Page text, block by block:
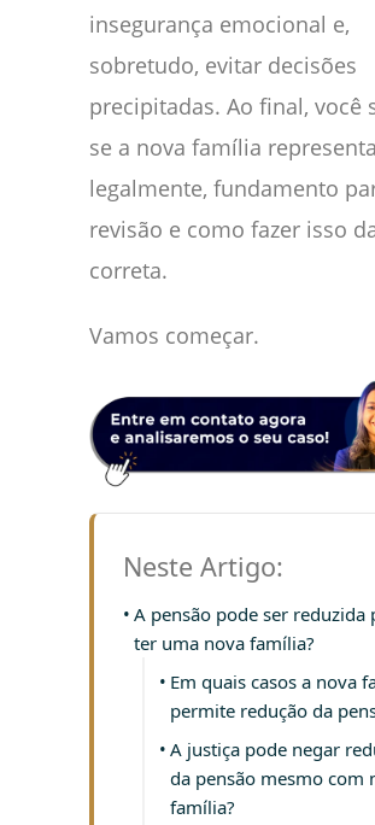
insegurança emocional e,
sobretudo, evitar decisões
precipitadas. Ao final, você
se a nova família
legalmente, fundamento
revisão e como fazer isso
correta.
Vamos começar.
Neste Artigo:
A pensão pode ser reduzida
ter uma nova família?
Em quais casos a nova
permite redução da
A justiça pode negar
da pensão mesmo com
família?